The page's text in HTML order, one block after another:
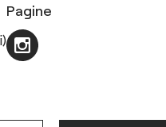
Pagine